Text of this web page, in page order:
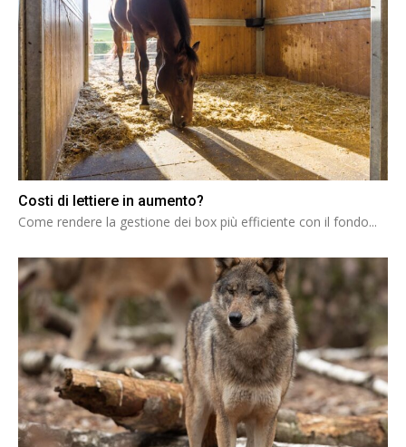
Costi di lettiere in aumento?
Come rendere la gestione dei box più efficiente con il fondo...